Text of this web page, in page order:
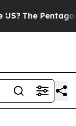
The Pentagon Is